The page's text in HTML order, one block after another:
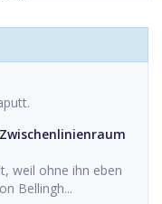
weil ohne ihn eben
Bellingh...